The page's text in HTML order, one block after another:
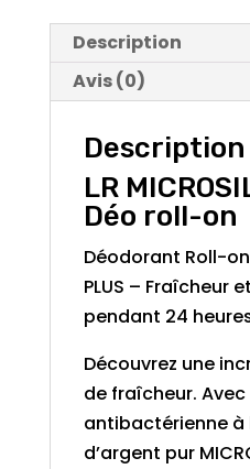
Description
Avis (0)
Description
LR
Déo roll-on
Déodorant Roll-on
PLUS – Fraîcheur
pendant 24
Découvrez une
de fraîcheur.
antibactérienne à
d’argent pur